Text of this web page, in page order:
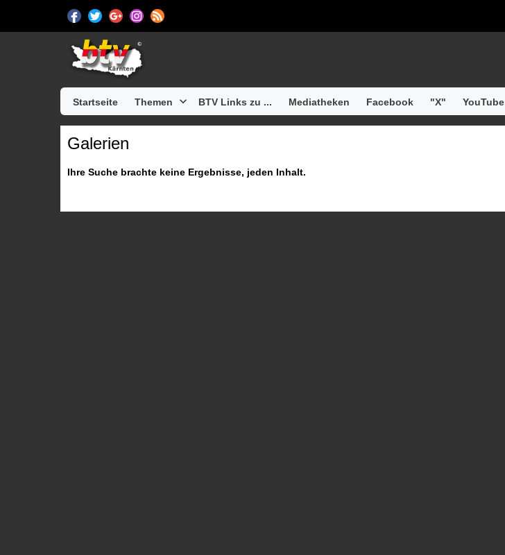
Startseite Themen BTV Links zu ... Mediatheken Facebook "X" YouTube
Galerien
Ihre Suche brachte keine Ergebnisse, jeden Inhalt.